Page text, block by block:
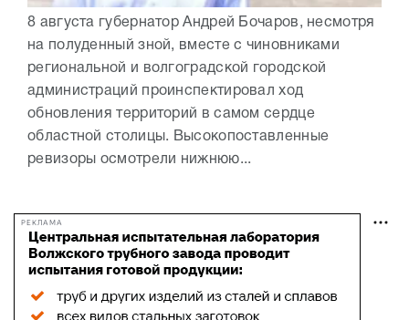
8 августа губернатор Андрей Бочаров, несмотря
на полуденный зной, вместе с чиновниками
региональной и волгоградской городской
администраций проинспектировал ход
обновления территорий в самом сердце
областной столицы. Высокопоставленные
ревизоры осмотрели нижнюю...
РЕКЛАМА